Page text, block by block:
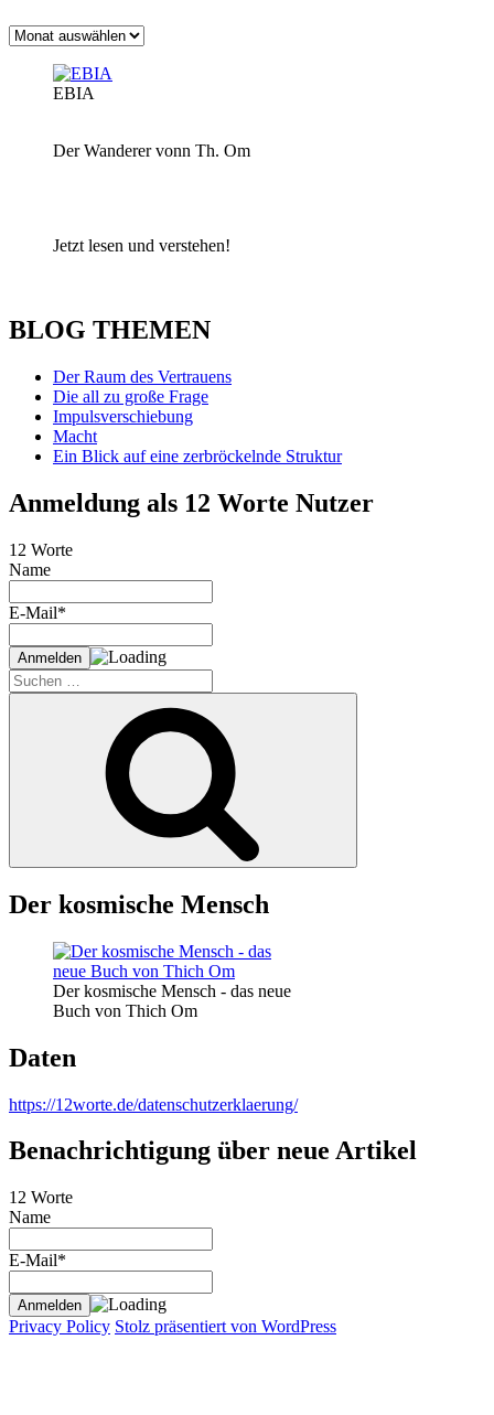
Archiv
EBIA
Der Wanderer vonn Th. Om
Jetzt lesen und verstehen!
BLOG THEMEN
Der Raum des Vertrauens
Die all zu große Frage
Impulsverschiebung
Macht
Ein Blick auf eine zerbröckelnde Struktur
Anmeldung als 12 Worte Nutzer
12 Worte
Name
E-Mail*
Suche
nach:
Der kosmische Mensch
Der kosmische Mensch - das neue
Buch von Thich Om
Daten
https://12worte.de/datenschutzerklaerung/
Benachrichtigung über neue Artikel
12 Worte
Name
E-Mail*
Privacy Policy Stolz präsentiert von WordPress